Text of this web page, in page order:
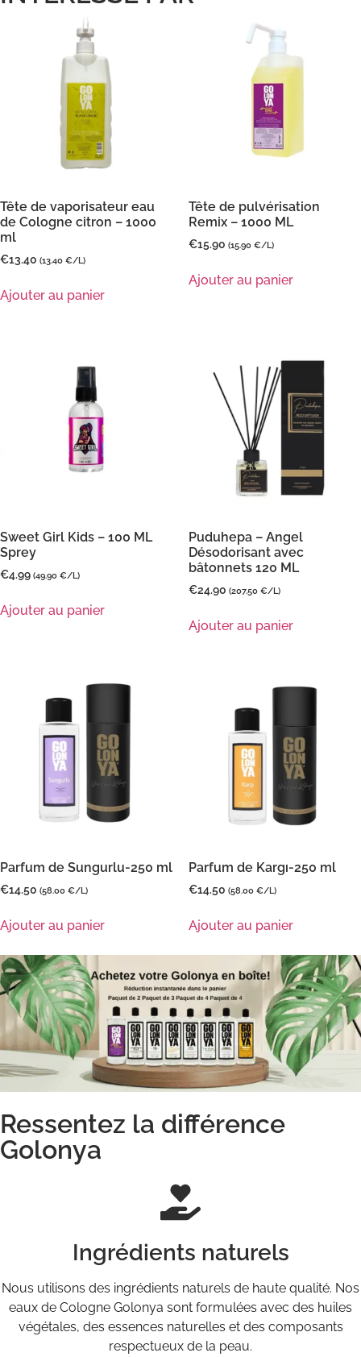
Tête de vaporisateur eau
de Cologne citron – 1000
ml
€13.40 (13.40 €/L)
Ajouter au panier
Tête de pulvérisation
Remix – 1000 ML
€15.90 (15.90 €/L)
Ajouter au panier
Sweet Girl Kids – 100 ML
Sprey
€4.99 (49.90 €/L)
Ajouter au panier
Puduhepa – Angel
Désodorisant avec
bâtonnets 120 ML
€24.90 (207.50 €/L)
Ajouter au panier
Parfum de Sungurlu-250 ml
€14.50 (58.00 €/L)
Ajouter au panier
Parfum de Kargı-250 ml
€14.50 (58.00 €/L)
Ajouter au panier
Ressentez la différence
Golonya
Ingrédients naturels
Nous utilisons des ingrédients naturels de haute qualité. Nos
eaux de Cologne Golonya sont formulées avec des huiles
végétales, des essences naturelles et des composants
respectueux de la peau.